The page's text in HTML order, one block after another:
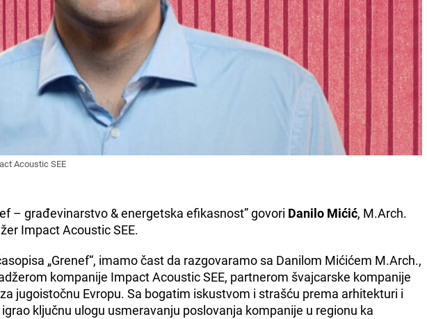
Acoustic SEE
– građevinarstvo & energetska efikasnost” govori Danilo Mićić, M.Arch.
Impact Acoustic SEE.
„Grenef“, imamo čast da razgovaramo sa Danilom Mićićem M.Arch.,
kompanije Impact Acoustic SEE, partnerom švajcarske kompanije
jugoistočnu Evropu. Sa bogatim iskustvom i strašću prema arhitekturi i
igrao ključnu ulogu usmeravanju poslovanja kompanije u regionu ka